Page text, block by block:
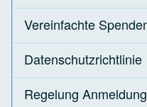
Vereinfachte
Datenschutzrichtlinie
Regelung